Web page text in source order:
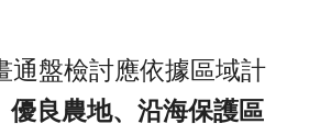
優良農地、沿海保護區